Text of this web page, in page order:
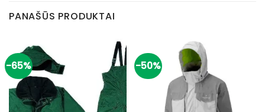
PANAŠŪS PRODUKTAI
-65% -50%